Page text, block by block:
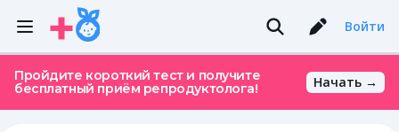
Войти
Пройдите короткий тест и получите
бесплатный приём репродуктолога!
Начать →